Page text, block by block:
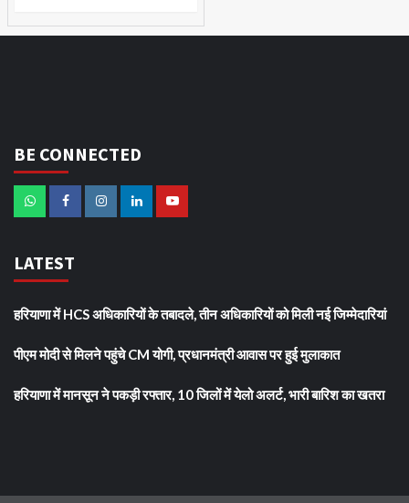
BE CONNECTED
LATEST
हरियाणा में HCS अधिकारियों के तबादले, तीन अधिकारियों को मिली नई जिम्मेदारियां
पीएम मोदी से मिलने पहुंचे CM योगी, प्रधानमंत्री आवास पर हुई मुलाकात
हरियाणा में मानसून ने पकड़ी रफ्तार, 10 जिलों में येलो अलर्ट, भारी बारिश का खतरा